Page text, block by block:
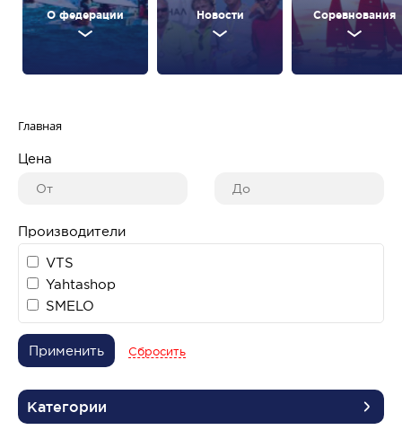
О федерации Новости Соревнования
Главная
Цена
Производители
VTS
Yahtashop
SMELO
Применить Сбросить
Категории